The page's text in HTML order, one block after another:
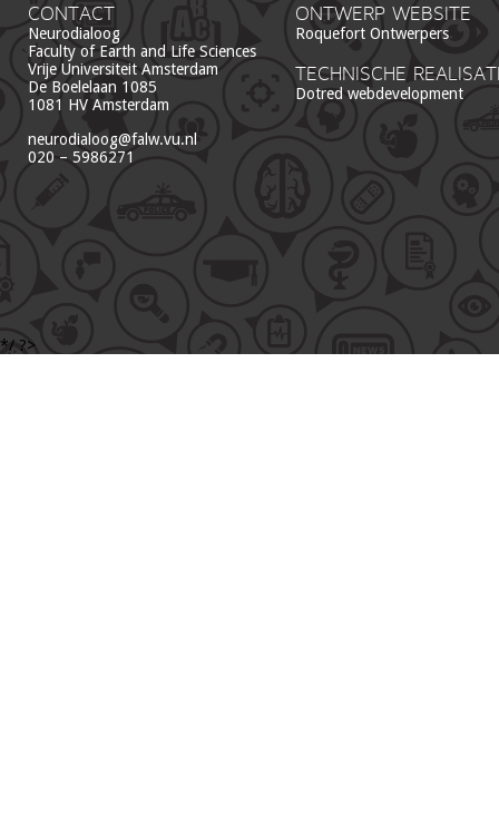
CONTACT
Neurodialoog
Faculty of Earth and Life Sciences
Vrije Universiteit Amsterdam
De Boelelaan 1085
1081 HV Amsterdam
neurodialoog@falw.vu.nl
020 – 5986271
ONTWERP WEBSITE
Roquefort Ontwerpers
TECHNISCHE
Dotred webdevelopment
*/ ?>